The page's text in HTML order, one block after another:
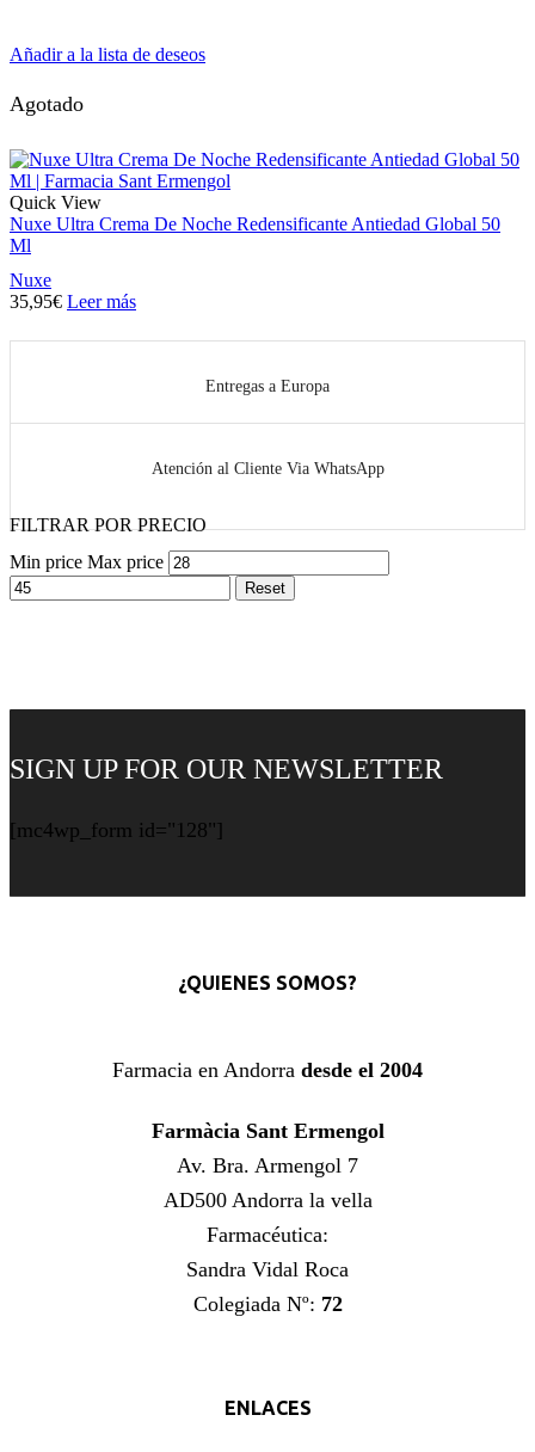
Añadir a la lista de deseos
Agotado
Quick View
Nuxe Ultra Crema De Noche Redensificante Antiedad Global 50
Ml
Nuxe
35,95€ Leer más
Entregas a Europa
Atención al Cliente Via WhatsApp
FILTRAR POR PRECIO
Min price Max price
Reset
SIGN UP FOR OUR NEWSLETTER
[mc4wp_form id="128"]
¿QUIENES SOMOS?
Farmacia en Andorra desde el 2004
Farmàcia Sant Ermengol
Av. Bra. Armengol 7
AD500 Andorra la vella
Farmacéutica:
Sandra Vidal Roca
Colegiada Nº: 72
ENLACES